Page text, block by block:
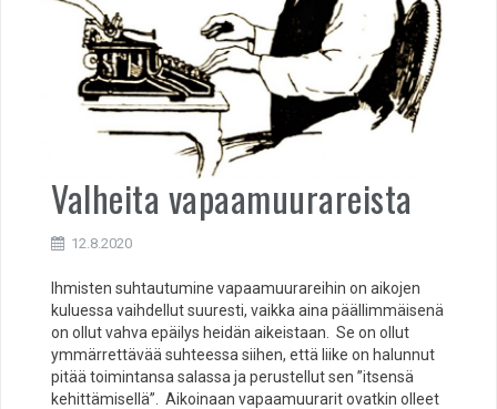
Valheita vapaamuurareista
12.8.2020
Ihmisten suhtautumine vapaamuurareihin on aikojen
kuluessa vaihdellut suuresti, vaikka aina päällimmäisenä
on ollut vahva epäilys heidän aikeistaan. Se on ollut
ymmärrettävää suhteessa siihen, että liike on halunnut
pitää toimintansa salassa ja perustellut sen ”itsensä
kehittämisellä”. Aikoinaan vapaamuurarit ovatkin olleet